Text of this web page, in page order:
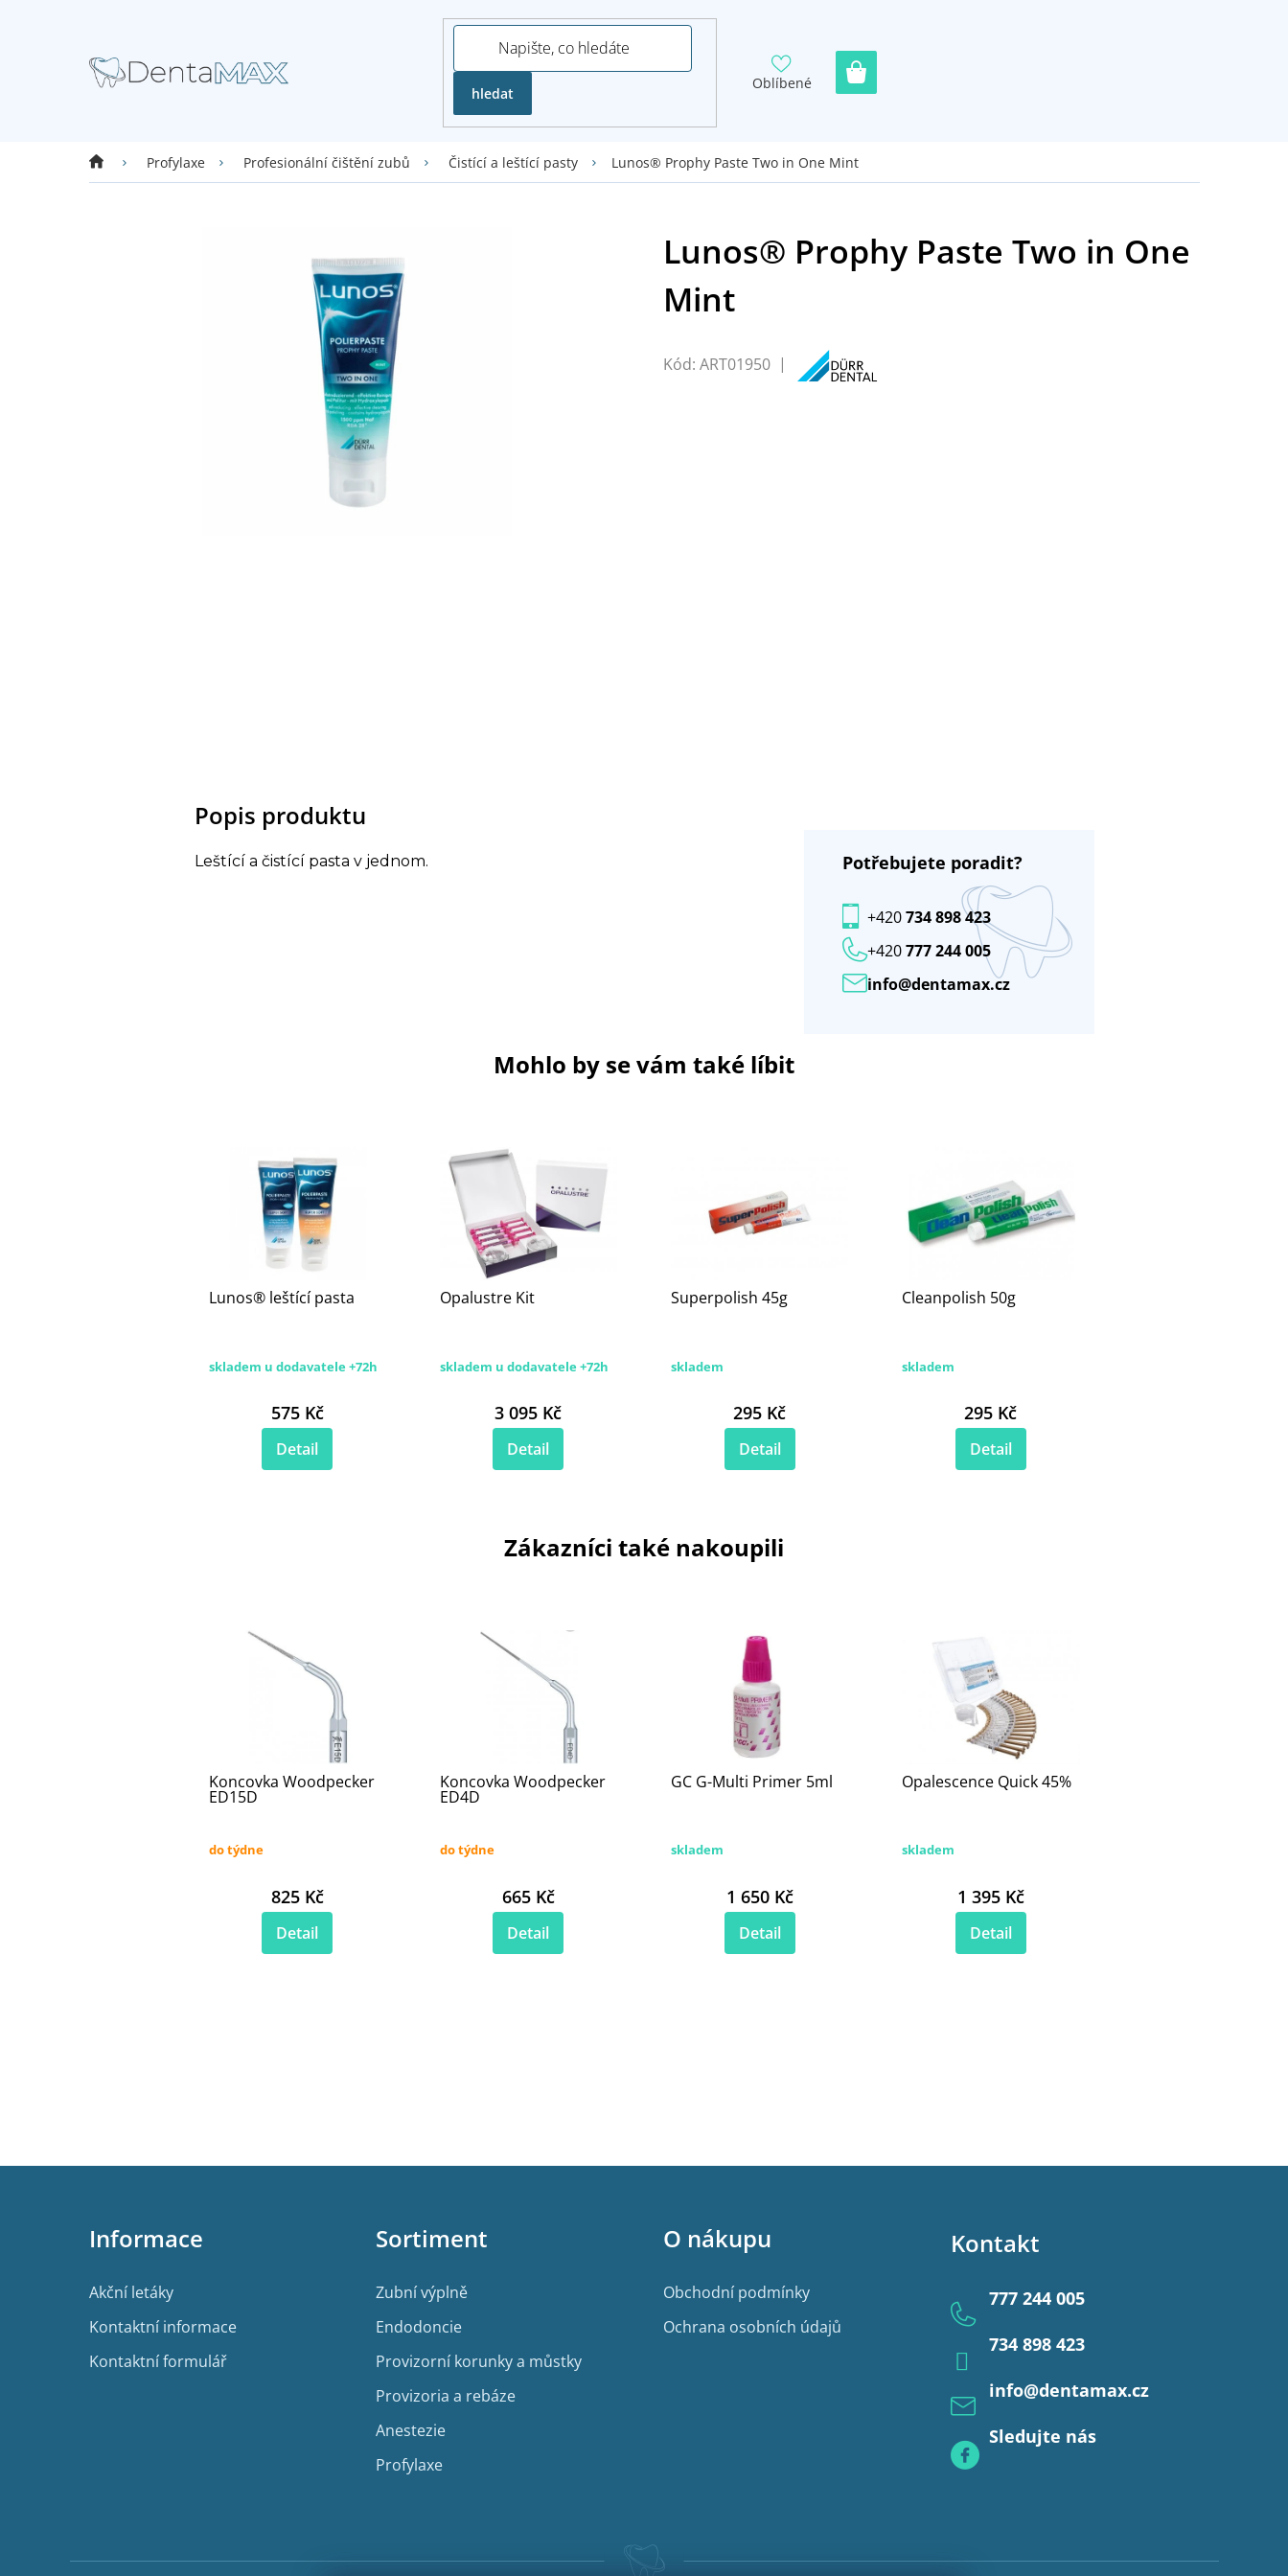
hledat
Oblíbené
Domů Profylaxe Profesionální čištění zubů Čistící a leštící pasty Lunos® Prophy Paste Two in One Mint
Kód: ART01950
Popis produktu
Leštící a čistící pasta v jednom. Potřebujete poradit?
info@dentamax.cz
+420777 244 005
+420734 898 423
Mohlo by se vám také líbit
Lunos® leštící pasta
skladem u dodavatele +72h
575 Kč
Detail
Opalustre Kit
skladem u dodavatele +72h
3 095 Kč
Detail
Superpolish 45g
skladem
295 Kč
Detail
Cleanpolish 50g
skladem
295 Kč
Detail
Zákazníci také nakoupili
Koncovka Woodpecker
ED15D
do týdne
825 Kč
Detail
Koncovka Woodpecker
ED4D
do týdne
665 Kč
Detail
GC G-Multi Primer 5ml
skladem
1 650 Kč
Detail
Opalescence Quick 45%
skladem
1 395 Kč
Detail
Z
Informace
Akční letáky
Kontaktní informace
Kontaktní formulář
Sortiment
Zubní výplně
Endodoncie
Provizorní korunky a můstky
Provizoria a rebáze
Anestezie
Profylaxe
O nákupu
Obchodní podmínky
Ochrana osobních údajů
Kontakt
info@dentamax.cz
777 244 005
734 898 423
Sledujte nás